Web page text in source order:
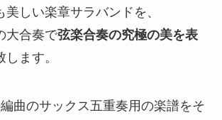
しい楽章サラバンドを、
大合奏で弦楽合奏の究極の美を表
ます。
曲のサックス五重奏用の楽譜をそ